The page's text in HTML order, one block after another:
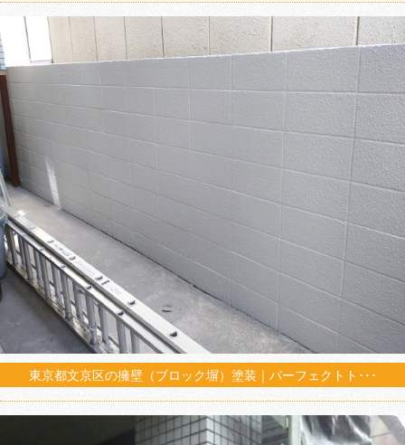
東京都文京区の擁壁（ブロック塀）塗装｜パーフェクトト･･･